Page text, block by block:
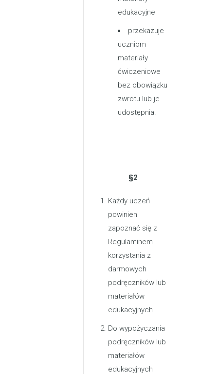
edukacyjne
przekazuje
uczniom
materiały
ćwiczeniowe
bez obowiązku
zwrotu lub je
udostępnia.
§2
Każdy uczeń
powinien
zapoznać się z
Regulaminem
korzystania z
darmowych
podręczników lub
materiałów
edukacyjnych.
Do wypożyczania
podręczników lub
materiałów
edukacyjnych